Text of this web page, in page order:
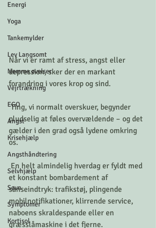
Energi
Yoga
Tankemylder
Lev Langsomt
Nemme øvelser
Vejrtrækning
EGO
Angst
Krisehjælp
Angsthåndtering
Selvhjælp
Søvn
Symptomer
Kortisol
Når vi er ramt af stress, angst eller
depression, sker der en markant
forandring i vores krop og sind.
Ting, vi normalt overskuer, begynder
pludselig at føles overvældende – og det
gælder i den grad også lydene omkring
os.
En helt almindelig hverdag er fyldt med
et konstant bombardement af
sanseindtryk: trafikstøj, plingende
mobilnotifikationer, klirrende service,
naboens skraldespande eller en
græsslåmaskine i det fjerne.